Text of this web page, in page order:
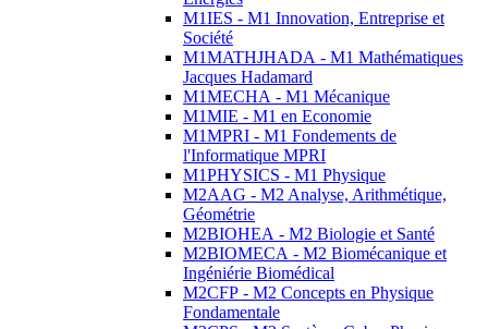
M1IES - M1 Innovation, Entreprise et
Société
M1MATHJHADA - M1 Mathématiques
Jacques Hadamard
M1MECHA - M1 Mécanique
M1MIE - M1 en Economie
M1MPRI - M1 Fondements de
l'Informatique MPRI
M1PHYSICS - M1 Physique
M2AAG - M2 Analyse, Arithmétique,
Géométrie
M2BIOHEA - M2 Biologie et Santé
M2BIOMECA - M2 Biomécanique et
Ingéniérie Biomédical
M2CFP - M2 Concepts en Physique
Fondamentale